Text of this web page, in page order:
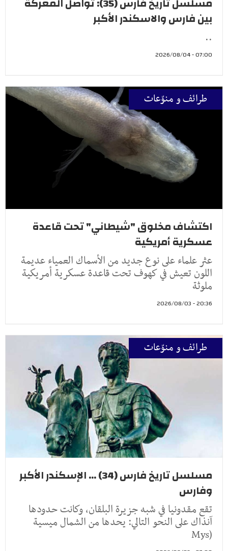
بين فارس والاسكندر الأكبر
..
07:00 - 2026/08/04
طرائف و منوّعات
اكتشاف مخلوق "شيطاني" تحت قاعدة
عسكرية أمريكية
عثر علماء على نوع جديد من الأسماك العمياء عديمة
اللون تعيش في كهوف تحت قاعدة عسكرية أمريكية
ملوثة
20:36 - 2026/08/03
طرائف و منوّعات
مسلسل تاريخ فارس (34) ... الإسكندر الأكبر
وفارس
تقع مقدونيا في شبه جزيرة البلقان، وكانت حدودها
آنذاك على النحو التالي: يحدها من الشمال ميسية
(Mys